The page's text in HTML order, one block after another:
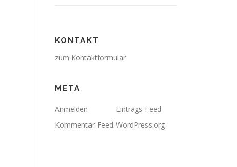
KONTAKT
zum Kontaktformular
META
Anmelden
Eintrags-Feed
Kommentar-Feed WordPress.org